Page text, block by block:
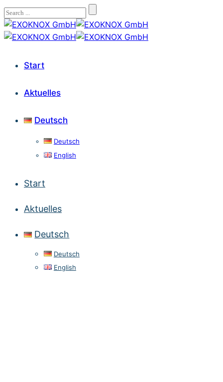
Start
Aktuelles
Deutsch
Deutsch
English
Start
Aktuelles
Deutsch
Deutsch
English